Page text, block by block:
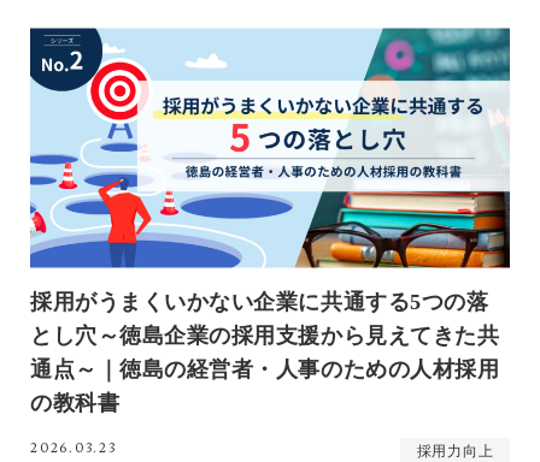
採用がうまくいかない企業に共通する5つの落
とし穴～徳島企業の採用支援から見えてきた共
通点～｜徳島の経営者・人事のための人材採用
の教科書
2026.03.23 採用力向上